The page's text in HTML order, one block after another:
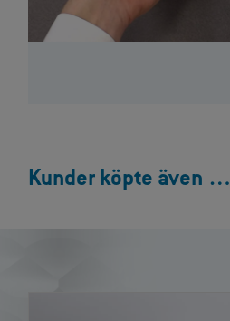
Kunder köpte även …